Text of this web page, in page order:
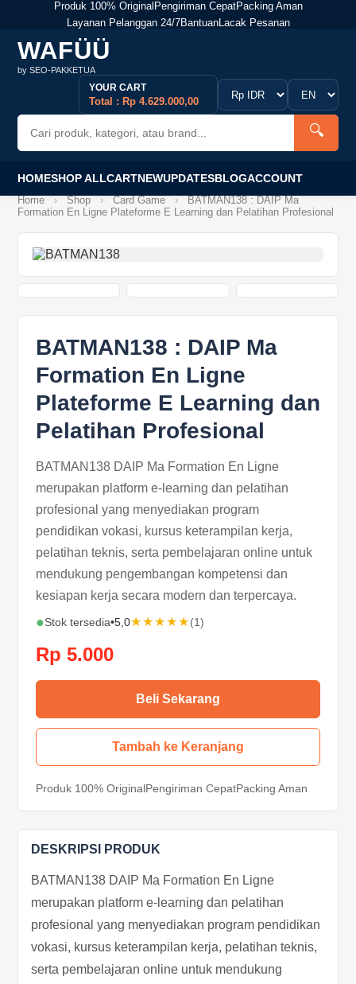
Produk 100% Original Pengiriman CepatPacking Aman
Layanan Pelanggan 24/7BantuanLacak Pesanan
WAFÜÜ
by SEO-PAKKETUA
🔍
YOUR CART
Total : Rp 4.629.000,00
HOMESHOP ALLCARTNEWUPDATESBLOGACCOUNT
Home › Shop › Card Game ›
BATMAN138 : DAIP Ma
Formation En Ligne Plateforme E Learning dan Pelatihan Profesional
BATMAN138 : DAIP Ma
Formation En Ligne
Plateforme E Learning dan
Pelatihan Profesional
BATMAN138 DAIP Ma Formation En Ligne
merupakan platform e-learning dan pelatihan
profesional yang menyediakan program
pendidikan vokasi, kursus keterampilan kerja,
pelatihan teknis, serta pembelajaran online untuk
mendukung pengembangan kompetensi dan
kesiapan kerja secara modern dan terpercaya.
●Stok tersedia•5,0★★★★★(1)
Rp 5.000
Beli Sekarang
Tambah ke Keranjang
Produk 100% OriginalPengiriman CepatPacking Aman
DESKRIPSI PRODUK
BATMAN138 DAIP Ma Formation En Ligne
merupakan platform e-learning dan pelatihan
profesional yang menyediakan program pendidikan
vokasi, kursus keterampilan kerja, pelatihan teknis,
serta pembelajaran online untuk mendukung